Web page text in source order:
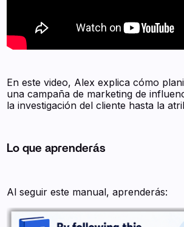
En este video, Alex explica cómo
una campaña de marketing de
la investigación del cliente hasta la
Lo que aprenderás
Al seguir este manual, aprenderás: